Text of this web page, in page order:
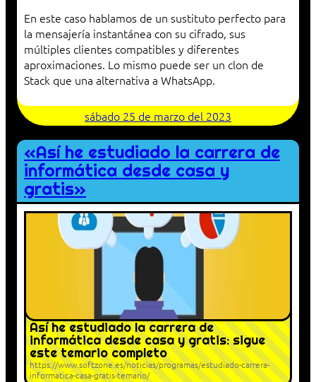
En este caso hablamos de un sustituto perfecto para
la mensajería instantánea con su cifrado, sus
múltiples clientes compatibles y diferentes
aproximaciones. Lo mismo puede ser un clon de
Stack que una alternativa a WhatsApp.
sábado 25 de marzo del 2023
«Así he estudiado la carrera de
informática desde casa y
gratis»
Así he estudiado la carrera de
informática desde casa y gratis: sigue
este temario completo
https://www.softzone.es/noticias/programas/estudiado-carrera-
informatica-casa-gratis-temario/